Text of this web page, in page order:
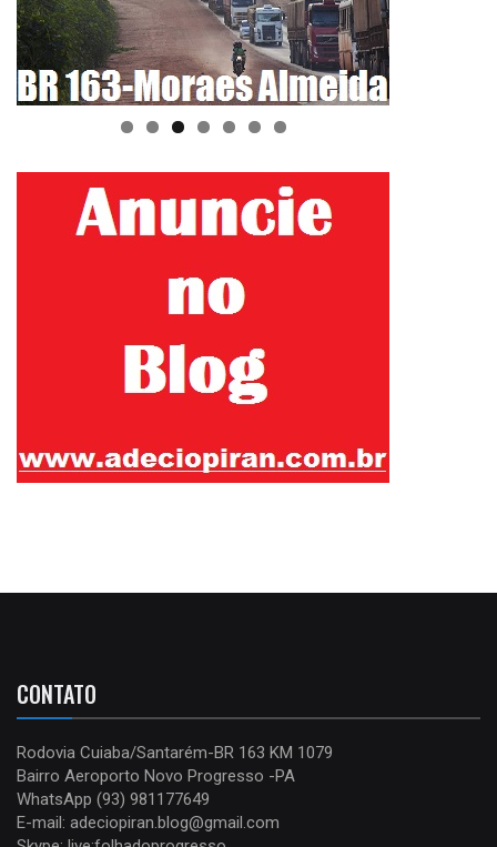
CONTATO
Rodovia Cuiaba/Santarém-BR 163 KM 1079
Bairro Aeroporto Novo Progresso -PA
WhatsApp (93) 981177649
E-mail: adeciopiran.blog@gmail.com